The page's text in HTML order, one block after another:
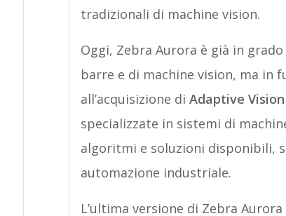
tradizionali di machine vision.
Oggi, Zebra Aurora è già in
barre e di machine vision, ma in
all’acquisizione di Adaptive Vision
specializzate in sistemi di
algoritmi e soluzioni disponibili,
automazione industriale.
L’ultima versione di Zebra